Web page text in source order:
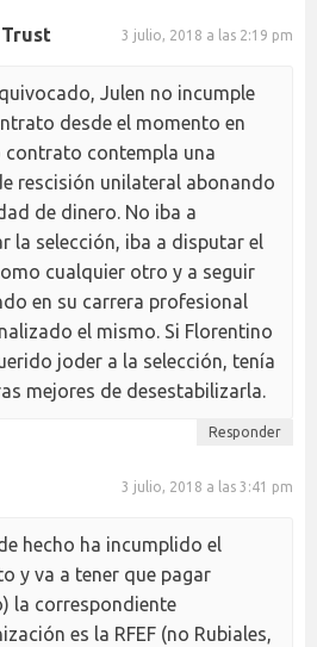
Trust 3 julio, 2018 a las 2:19 pm
Julen no incumple
desde el momento en
contrato contempla una
rescisión unilateral abonando
de dinero. No iba a
la selección, iba a disputar el
cualquier otro y a seguir
en su carrera profesional
el mismo. Si Florentino
joder a la selección, tenía
mejores de desestabilizarla.
Responder
3 julio, 2018 a las 3:41 pm
hecho ha incumplido el
y va a tener que pagar
la correspondiente
es la RFEF (no Rubiales,